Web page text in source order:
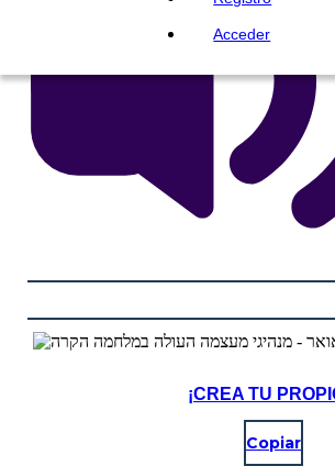
Acceder
¡CREA TU
Copiar